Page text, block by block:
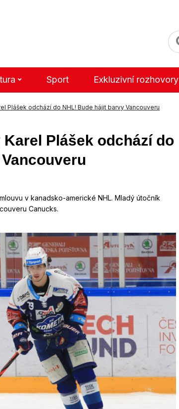
Sport Exkluzivní rozhovory
Plášek odchází do NHL! Bude hájit barvy Vancouveru
Plášek odchází do
v kanadsko-americké NHL. Mladý útočník
Canucks.